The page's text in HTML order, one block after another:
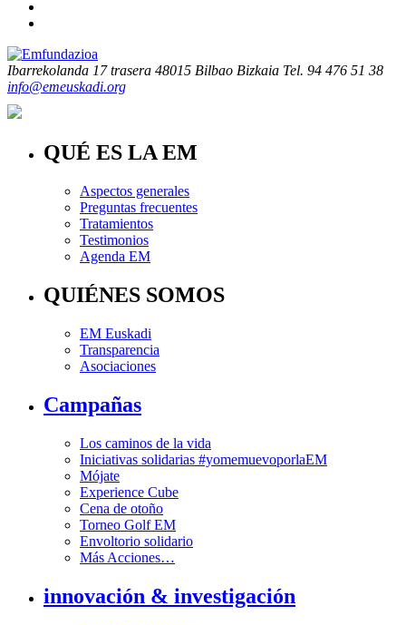
Ibarrekolanda 17 trasera 48015 Bilbao Bizkaia Tel. 94 476 51 38
info@emeuskadi.org
QUÉ ES LA EM
Aspectos generales
Preguntas frecuentes
Tratamientos
Testimonios
Agenda EM
QUIÉNES SOMOS
EM Euskadi
Transparencia
Asociaciones
Campañas
Los caminos de la vida
Iniciativas solidarias #yomemuevoporlaEM
Mójate
Experience Cube
Cena de otoño
Torneo Golf EM
Envoltorio solidario
Más Acciones…
innovación & investigación